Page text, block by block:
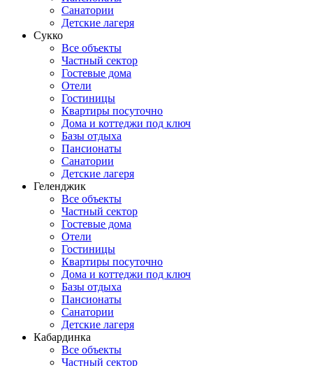
Санатории
Детские лагеря
Сукко
Все объекты
Частный сектор
Гостевые дома
Отели
Гостиницы
Квартиры посуточно
Дома и коттеджи под ключ
Базы отдыха
Пансионаты
Санатории
Детские лагеря
Геленджик
Все объекты
Частный сектор
Гостевые дома
Отели
Гостиницы
Квартиры посуточно
Дома и коттеджи под ключ
Базы отдыха
Пансионаты
Санатории
Детские лагеря
Кабардинка
Все объекты
Частный сектор